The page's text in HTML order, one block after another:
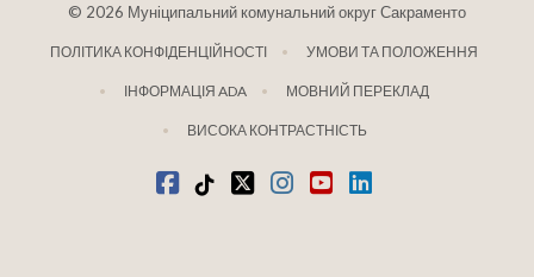
© 2026 Муніципальний комунальний округ Сакраменто
ПОЛІТИКА КОНФІДЕНЦІЙНОСТІ УМОВИ ТА ПОЛОЖЕННЯ
ІНФОРМАЦІЯ ADA МОВНИЙ ПЕРЕКЛАД
ВИСОКА КОНТРАСТНІСТЬ
Facebook
TiktokтвіттерInstagram
youtubeLinkedIn